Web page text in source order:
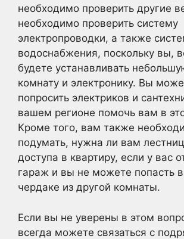
необходимо проверить другие
необходимо проверить систему
электропроводки, а также
водоснабжения, поскольку вы,
будете устанавливать
комнату и электронику. Вы
попросить электриков и
вашем регионе помочь вам в
Кроме того, вам также
подумать, нужна ли вам
доступа в квартиру, если у вас
гараж и вы не можете попасть в
чердаке из другой комнаты.
Если вы не уверены в этом
всегда можете связаться с